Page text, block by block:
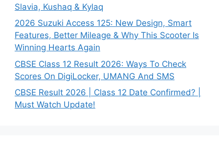
Slavia, Kushaq & Kylaq
2026 Suzuki Access 125: New Design, Smart
Features, Better Mileage & Why This Scooter Is
Winning Hearts Again
CBSE Class 12 Result 2026: Ways To Check
Scores On DigiLocker, UMANG And SMS
CBSE Result 2026 | Class 12 Date Confirmed? |
Must Watch Update!